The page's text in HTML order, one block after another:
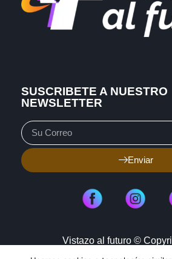
SUSCRIBETE A NUESTRO
NEWSLETTER
Enviar
Vistazo al futuro ©